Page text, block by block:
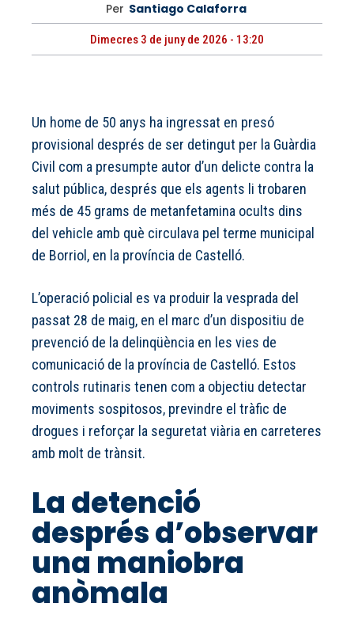
Per Santiago Calaforra
Dimecres 3 de juny de 2026 - 13:20
Un home de 50 anys ha ingressat en presó
provisional després de ser detingut per la Guàrdia
Civil com a presumpte autor d’un delicte contra la
salut pública, després que els agents li trobaren
més de 45 grams de metanfetamina ocults dins
del vehicle amb què circulava pel terme municipal
de Borriol, en la província de Castelló.
L’operació policial es va produir la vesprada del
passat 28 de maig, en el marc d’un dispositiu de
prevenció de la delinqüència en les vies de
comunicació de la província de Castelló. Estos
controls rutinaris tenen com a objectiu detectar
moviments sospitosos, previndre el tràfic de
drogues i reforçar la seguretat viària en carreteres
amb molt de trànsit.
La detenció
després d’observar
una maniobra
anòmala